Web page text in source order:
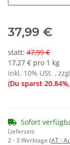
37,99 €
statt: 47,99 €
17,27 € pro 1 kg
inkl. 10% USt. ,
(Du sparst 20.84%
Sofort
Lieferzeit:
2 - 3 Werktage (AT -